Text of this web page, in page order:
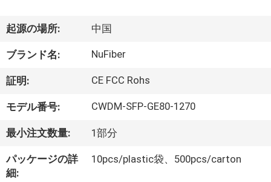
ダ
ク
ト
私
に
起源の場所: 中国
ブランド名: NuFiber
証明: CE FCC Rohs
モデル番号: CWDM-SFP-GE80-1270
最小注文数量: 1部分
パッケージの詳
細:
10pcs/plastic袋、500pcs/carton